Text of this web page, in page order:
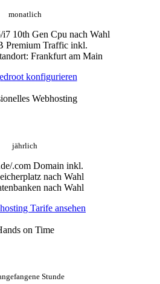
monatlich
10th Gen Cpu nach Wahl
Premium Traffic inkl.
Frankfurt am Main
konfigurieren
Webhosting
jährlich
.com Domain inkl.
nach Wahl
nach Wahl
Tarife ansehen
on Time
Stunde